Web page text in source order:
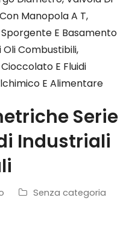
Serie
Industriali
Senza categoria